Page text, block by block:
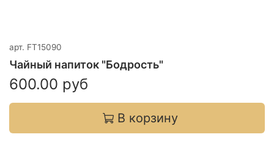
арт. FT15090
Чайный напиток "Бодрость"
600.00 руб
В корзину